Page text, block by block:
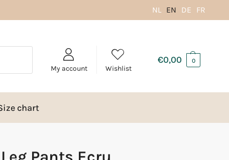
NL EN DE FR
My account Wishlist
€0,00 0
chart